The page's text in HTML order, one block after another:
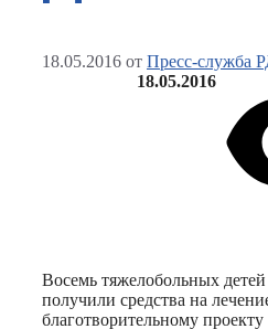
18.05.2016 от Пресс-служба
18.05.2016
Восемь тяжелобольных
получили средства на
благотворительному